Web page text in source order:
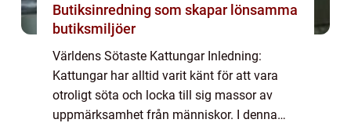
Butiksinredning som skapar lönsamma
butiksmiljöer
Världens Sötaste Kattungar Inledning:
Kattungar har alltid varit känt för att vara
otroligt söta och locka till sig massor av
uppmärksamhet från människor. I denna